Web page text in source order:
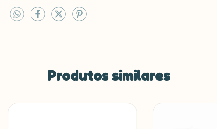
Produtos similares